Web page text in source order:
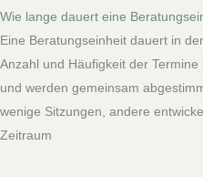
Wie lange dauert eine
Eine Beratungseinheit dauert in
Anzahl und Häufigkeit der
und werden gemeinsam
wenige Sitzungen, andere
Zeitraum